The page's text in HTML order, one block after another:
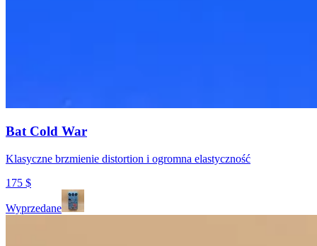
Bat Cold War
Klasyczne brzmienie distortion i ogromna elastyczność
175 $
Wyprzedane